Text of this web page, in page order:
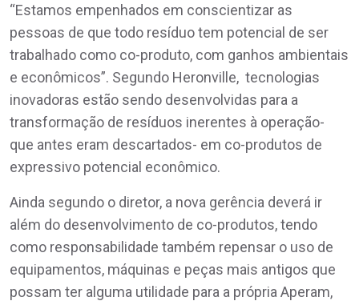
“Estamos empenhados em conscientizar as
pessoas de que todo resíduo tem potencial de ser
trabalhado como co-produto, com ganhos ambientais
e econômicos”. Segundo Heronville, tecnologias
inovadoras estão sendo desenvolvidas para a
transformação de resíduos inerentes à operação-
que antes eram descartados- em co-produtos de
expressivo potencial econômico.
Ainda segundo o diretor, a nova gerência deverá ir
além do desenvolvimento de co-produtos, tendo
como responsabilidade também repensar o uso de
equipamentos, máquinas e peças mais antigos que
possam ter alguma utilidade para a própria Aperam,